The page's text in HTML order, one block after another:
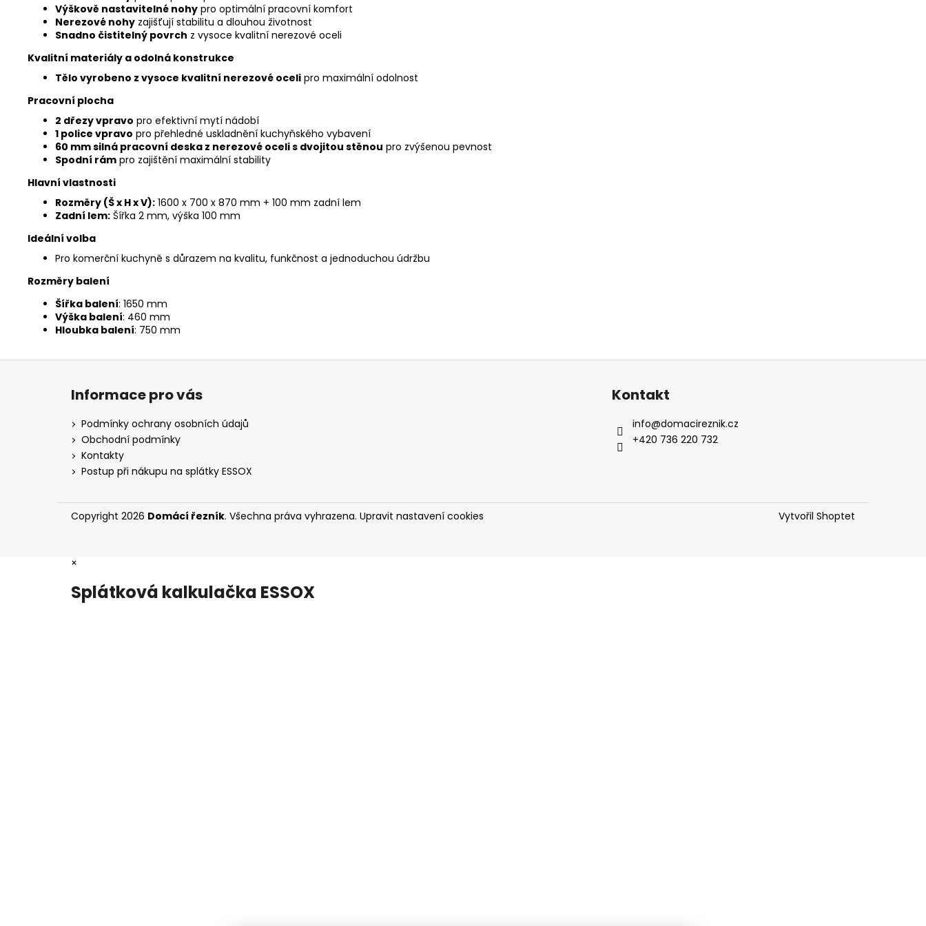
Výškově nastavitelné nohy pro optimální pracovní komfort
Nerezové nohy zajišťují stabilitu a dlouhou životnost
Snadno čistitelný povrch z vysoce kvalitní nerezové oceli
Kvalitní materiály a odolná konstrukce
Tělo vyrobeno z vysoce kvalitní nerezové oceli pro maximální odolnost
Pracovní plocha
2 dřezy vpravo pro efektivní mytí nádobí
1 police vpravo pro přehledné uskladnění kuchyňského vybavení
60 mm silná pracovní deska z nerezové oceli s dvojitou stěnou pro zvýšenou pevnost
Spodní rám pro zajištění maximální stability
Hlavní vlastnosti
Rozměry (Š x H x V): 1600 x 700 x 870 mm + 100 mm zadní lem
Zadní lem: Šířka 2 mm, výška 100 mm
Ideální volba
Pro komerční kuchyně s důrazem na kvalitu, funkčnost a jednoduchou údržbu
Rozměry balení
Šířka balení: 1650 mm
Výška balení: 460 mm
Hloubka balení: 750 mm
Z
Informace pro vás
Podmínky ochrany osobních údajů
Obchodní podmínky
Kontakty
Postup při nákupu na splátky ESSOX
Kontakt
info@domacireznik.cz
+420 736 220 732
Vytvořil Shoptet
Copyright 2026 Domácí řezník. Všechna práva vyhrazena. Upravit nastavení cookies
×
Splátková kalkulačka ESSOX